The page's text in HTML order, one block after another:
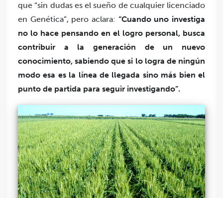
que “sin dudas es el sueño de cualquier licenciado
en Genética”, pero aclara: “Cuando uno investiga
no lo hace pensando en el logro personal, busca
contribuir a la generación de un nuevo
conocimiento, sabiendo que si lo logra de ningún
modo esa es la línea de llegada sino más bien el
punto de partida para seguir investigando”.